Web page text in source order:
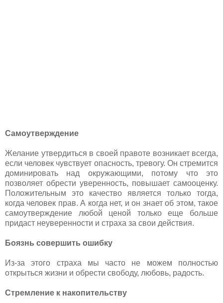
Самоутверждение
Желание утвердиться в своей правоте возникает всегда,
если человек чувствует опасность, тревогу. Он стремится
доминировать над окружающими, потому что это
позволяет обрести уверенность, повышает самооценку.
Положительным это качество является только тогда,
когда человек прав. А когда нет, и он знает об этом, такое
самоутверждение любой ценой только еще больше
придаст неуверенности и страха за свои действия.
Боязнь совершить ошибку
Из-за этого страха мы часто не можем полностью
открыться жизни и обрести свободу, любовь, радость.
Стремление к накопительству